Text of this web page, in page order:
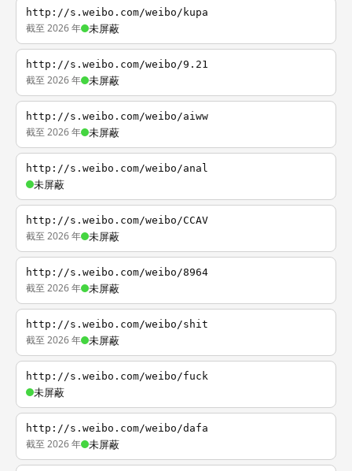
http://s.weibo.com/weibo/kupa
截至 2026 年 未屏蔽
http://s.weibo.com/weibo/9.21
截至 2026 年 未屏蔽
http://s.weibo.com/weibo/aiww
截至 2026 年 未屏蔽
http://s.weibo.com/weibo/anal
未屏蔽
http://s.weibo.com/weibo/CCAV
截至 2026 年 未屏蔽
http://s.weibo.com/weibo/8964
截至 2026 年 未屏蔽
http://s.weibo.com/weibo/shit
截至 2026 年 未屏蔽
http://s.weibo.com/weibo/fuck
未屏蔽
http://s.weibo.com/weibo/dafa
截至 2026 年 未屏蔽